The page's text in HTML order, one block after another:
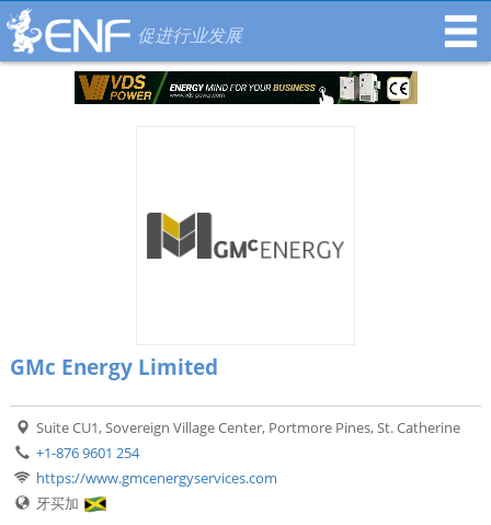
促进行业发展
GMc Energy Limited
Suite CU1, Sovereign Village Center, Portmore Pines, St. Catherine
+1-876 9601 254
https://www.gmcenergyservices.com
牙买加